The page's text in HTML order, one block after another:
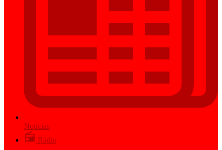
Notícias
Rádio